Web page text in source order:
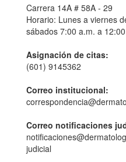
Carrera 14A # 58A - 29
Horario: Lunes a viernes
sábados 7:00 a.m. a
Asignación de citas:
(601) 9145362
Correo institucional:
Correo notificaciones
judicial